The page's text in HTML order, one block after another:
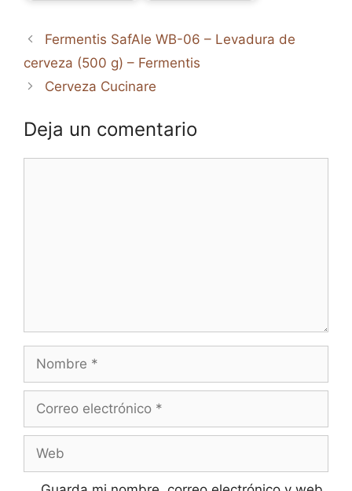
Fermentis SafAle WB-06 – Levadura de
cerveza (500 g) – Fermentis
Cerveza Cucinare
Deja un comentario
electrónico